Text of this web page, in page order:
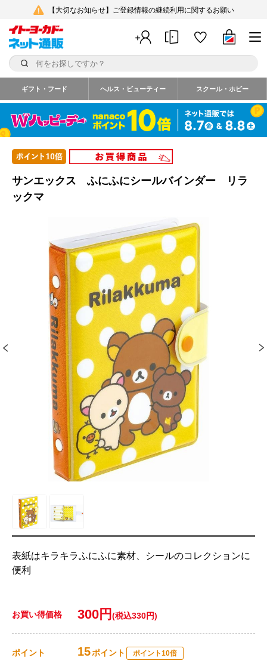
【大切なお知らせ】ご登録情報の継続利用に関するお願い
ギフト・フード ヘルス・ビューティー スクール・ホビー
サンエックス ふにふにシールバインダー リラ
ックマ
表紙はキラキラふにふに素材、シールのコレクションに
便利
お買い得価格 300円 (税込330円)
ポイント 15ポイント ポイント10倍